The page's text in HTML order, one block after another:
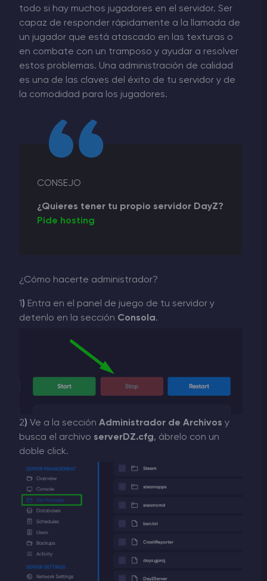
todo si hay muchos jugadores en el servidor. Ser
capaz de responder rápidamente a la llamada de
un jugador que está atascado en las texturas o
en combate con un tramposo y ayudar a resolver
estos problemas. Una administración de calidad
es una de las claves del éxito de tu servidor y de
la comodidad para los jugadores.
CONSEJO
¿Quieres tener tu propio servidor DayZ?
Pide hosting
¿Cómo hacerte administrador?
1) Entra en el panel de juego de tu servidor y
detenlo en la sección Consola.
2) Ve a la sección Administrador de Archivos y
busca el archivo serverDZ.cfg, ábrelo con un
doble click.